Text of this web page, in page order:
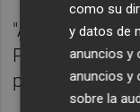
"Aunque se
Pablo)
partido", ha
como su
y datos de
anuncios y
anuncios y
sobre la